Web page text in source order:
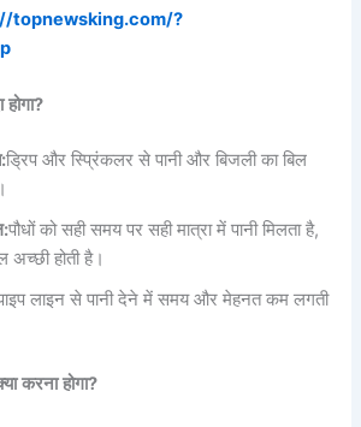
topnewsking.com/?
होगा?
:ड्रिप और स्प्रिंकलर से पानी और बिजली का बिल
:पौधों को सही समय पर सही मात्रा में पानी मिलता है,
होती है।
लाइन से पानी देने में समय और मेहनत कम लगती
करना होगा?